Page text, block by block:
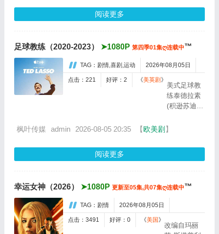
神秘失
出百年
尘封的
惊天秘
辛。...
个以女子
奇女子。
十年前的
她被他从
救出来，
蓬头垢面
口齿不
阅读更多
足球教练（2020-2023） ➤1080P 第四季01集ღ连载中™
TAG：剧情,喜剧,运动 2026年08月05日
点击：221 好评：2 《美英剧 》
美式足球教
练泰德拉素
(积逊苏迪坚
聘前往英格
足球队教
能获得球员
及当地球迷
家证明：我
枫叶传媒 admin 2026-08-05 20:35 【欧美剧 】
阅读更多
幸运女神（2026） ➤1080P 更新至05集,共07集ღ连载中™
TAG：剧情 2026年08月05日
点击：3491 好评：0 《美国 》
改编自玛丽